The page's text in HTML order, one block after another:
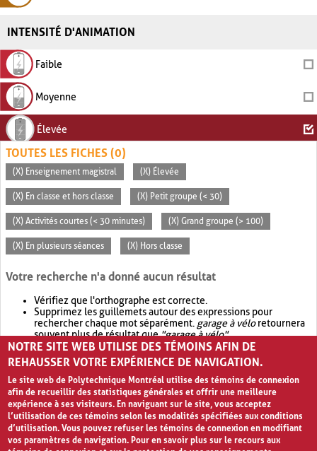
INTENSITÉ D'ANIMATION
Faible
Moyenne
Élevée
TOUTES LES FICHES (0)
(X) Enseignement magistral (X) Élevée
(X) En classe et hors classe (X) Petit groupe (< 30)
(X) Activités courtes (< 30 minutes) (X) Grand groupe (> 100)
(X) En plusieurs séances (X) Hors classe
Votre recherche n'a donné aucun résultat
Vérifiez que l'orthographe est correcte.
Supprimez les guillemets autour des expressions pour
rechercher chaque mot séparément. garage à véloretournera
souvent plus de résultat que"garage à vélo".
Envisagez d'élargir votre recherche avec OR.garage OR vélo
retournera souvent plus de résultat quegarage à vélo
NOTRE SITE WEB UTILISE DES TÉMOINS AFIN DE
REHAUSSER VOTRE EXPÉRIENCE DE NAVIGATION.
Le site web de Polytechnique Montréal utilise des témoins de connexion
afin de recueillir des statistiques générales et offrir une meilleure
expérience à ses visiteurs. En naviguant sur le site, vous acceptez
l’utilisation de ces témoins selon les modalités spécifiées aux conditions
d’utilisation. Vous pouvez refuser les témoins de connexion en modifiant
vos paramètres de navigation. Pour en savoir plus sur le recours aux